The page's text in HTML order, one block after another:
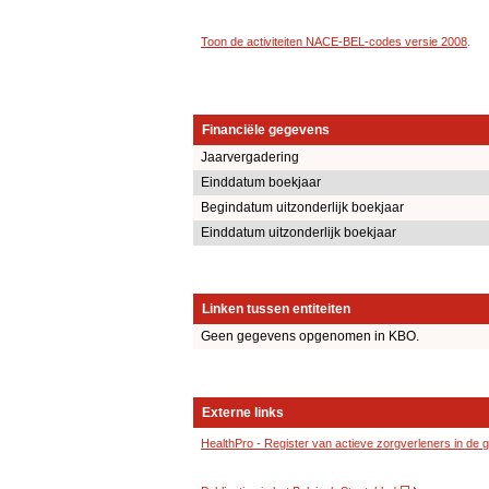
Toon de activiteiten NACE-BEL-codes versie 2008
Financiële gegevens
Jaarvergadering
Einddatum boekjaar
Begindatum uitzonderlijk boekjaar
Einddatum uitzonderlijk boekjaar
Linken tussen entiteiten
Geen gegevens opgenomen in KBO.
Externe links
HealthPro - Register van actieve zorgverleners in de